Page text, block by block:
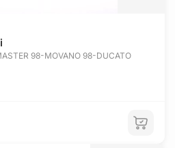
98-MOVANO 98-DUCATO